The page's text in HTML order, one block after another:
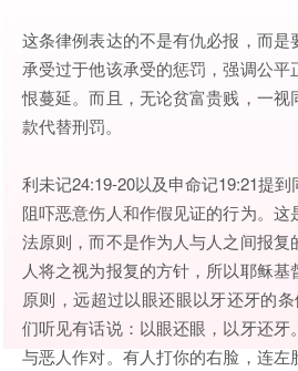
这条律例表达的不是有仇必报，而
承受过于他该承受的惩罚，强调公
恨蔓延。而且，无论贫富贵贱，一视
款代替刑罚。
利未记24:19-20以及申命记19:21提
阻吓恶意伤人和作假见证的行为。这
法原则，而不是作为人与人之间报复
人将之视为报复的方针，所以耶稣
原则，远超过以眼还眼以牙还牙的
们听见有话说：以眼还眼，以牙还
与恶人作对。有人打你的右脸，连左